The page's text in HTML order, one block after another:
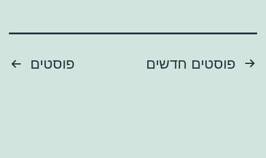
Posts
פוסטים חדשים פוסטים